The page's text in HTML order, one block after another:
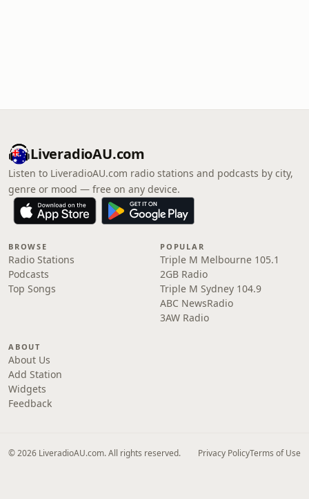
LiveradioAU.com
Listen to LiveradioAU.com radio stations and podcasts by city,
genre or mood — free on any device.
BROWSE
Radio Stations
Podcasts
Top Songs
POPULAR
Triple M Melbourne 105.1
2GB Radio
Triple M Sydney 104.9
ABC NewsRadio
3AW Radio
ABOUT
About Us
Add Station
Widgets
Feedback
© 2026 LiveradioAU.com. All rights reserved. Privacy PolicyTerms of Use